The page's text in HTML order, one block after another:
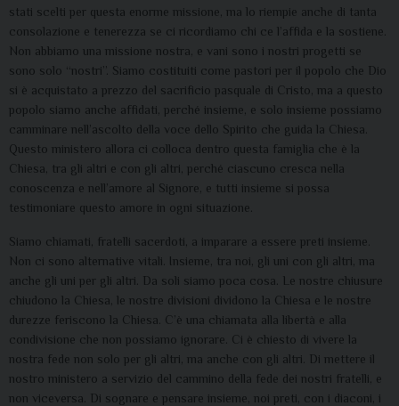
stati scelti per questa enorme missione, ma lo riempie anche di tanta
consolazione e tenerezza se ci ricordiamo chi ce l’affida e la sostiene.
Non abbiamo una missione nostra, e vani sono i nostri progetti se
sono solo “nostri”. Siamo costituiti come pastori per il popolo che Dio
si è acquistato a prezzo del sacrificio pasquale di Cristo, ma a questo
popolo siamo anche affidati, perché insieme, e solo insieme possiamo
camminare nell’ascolto della voce dello Spirito che guida la Chiesa.
Questo ministero allora ci colloca dentro questa famiglia che è la
Chiesa, tra gli altri e con gli altri, perché ciascuno cresca nella
conoscenza e nell’amore al Signore, e tutti insieme si possa
testimoniare questo amore in ogni situazione.
Siamo chiamati, fratelli sacerdoti, a imparare a essere preti insieme.
Non ci sono alternative vitali. Insieme, tra noi, gli uni con gli altri, ma
anche gli uni per gli altri. Da soli siamo poca cosa. Le nostre chiusure
chiudono la Chiesa, le nostre divisioni dividono la Chiesa e le nostre
durezze feriscono la Chiesa. C’è una chiamata alla libertà e alla
condivisione che non possiamo ignorare. Ci è chiesto di vivere la
nostra fede non solo per gli altri, ma anche con gli altri. Di mettere il
nostro ministero a servizio del cammino della fede dei nostri fratelli, e
non viceversa. Di sognare e pensare insieme, noi preti, con i diaconi, i